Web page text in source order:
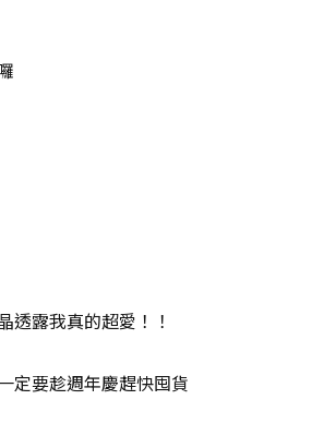
透露我真的超愛！！
定要趁週年慶趕快囤貨